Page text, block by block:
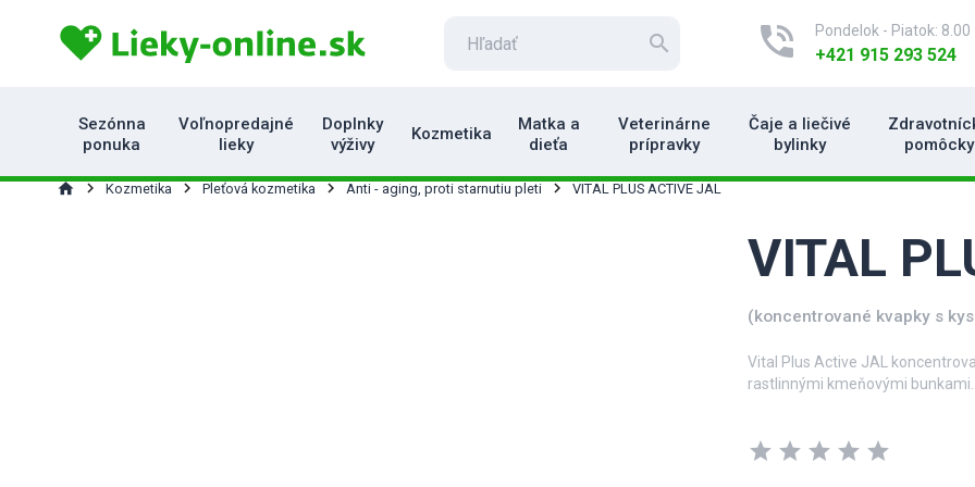
search phone_in_talk Pondelok - Piatok: 8.00
+421 915 293 524
Sezónna
ponuka
Voľnopredajné
lieky
Doplnky
výživy
Kozmetika
Matka a
dieťa
Veterinárne
prípravky
Čaje a liečivé
bylinky
pomôcky
home Kozmetika Pleťová kozmetika Anti - aging, proti starnutiu pleti VITAL PLUS ACTIVE JAL
VITAL
(koncentrované kvapky s
Vital Plus Active JAL
rastlinnými kmeňovými bunkami.
HYALURONOVEJ A
prejavom starnutia pokožky.
star star star star star